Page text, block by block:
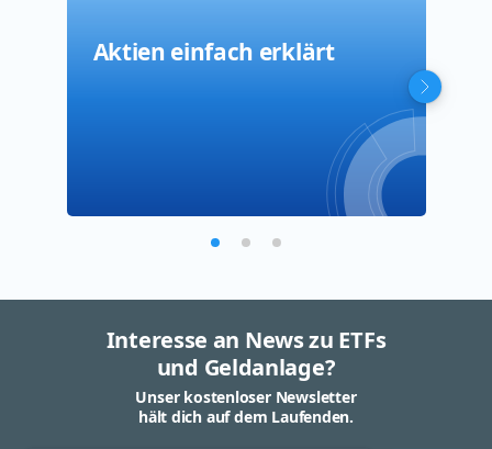
Aktien einfach erklärt
Interesse an News zu ETFs
und Geldanlage?
Unser kostenloser Newsletter
hält dich auf dem Laufenden.